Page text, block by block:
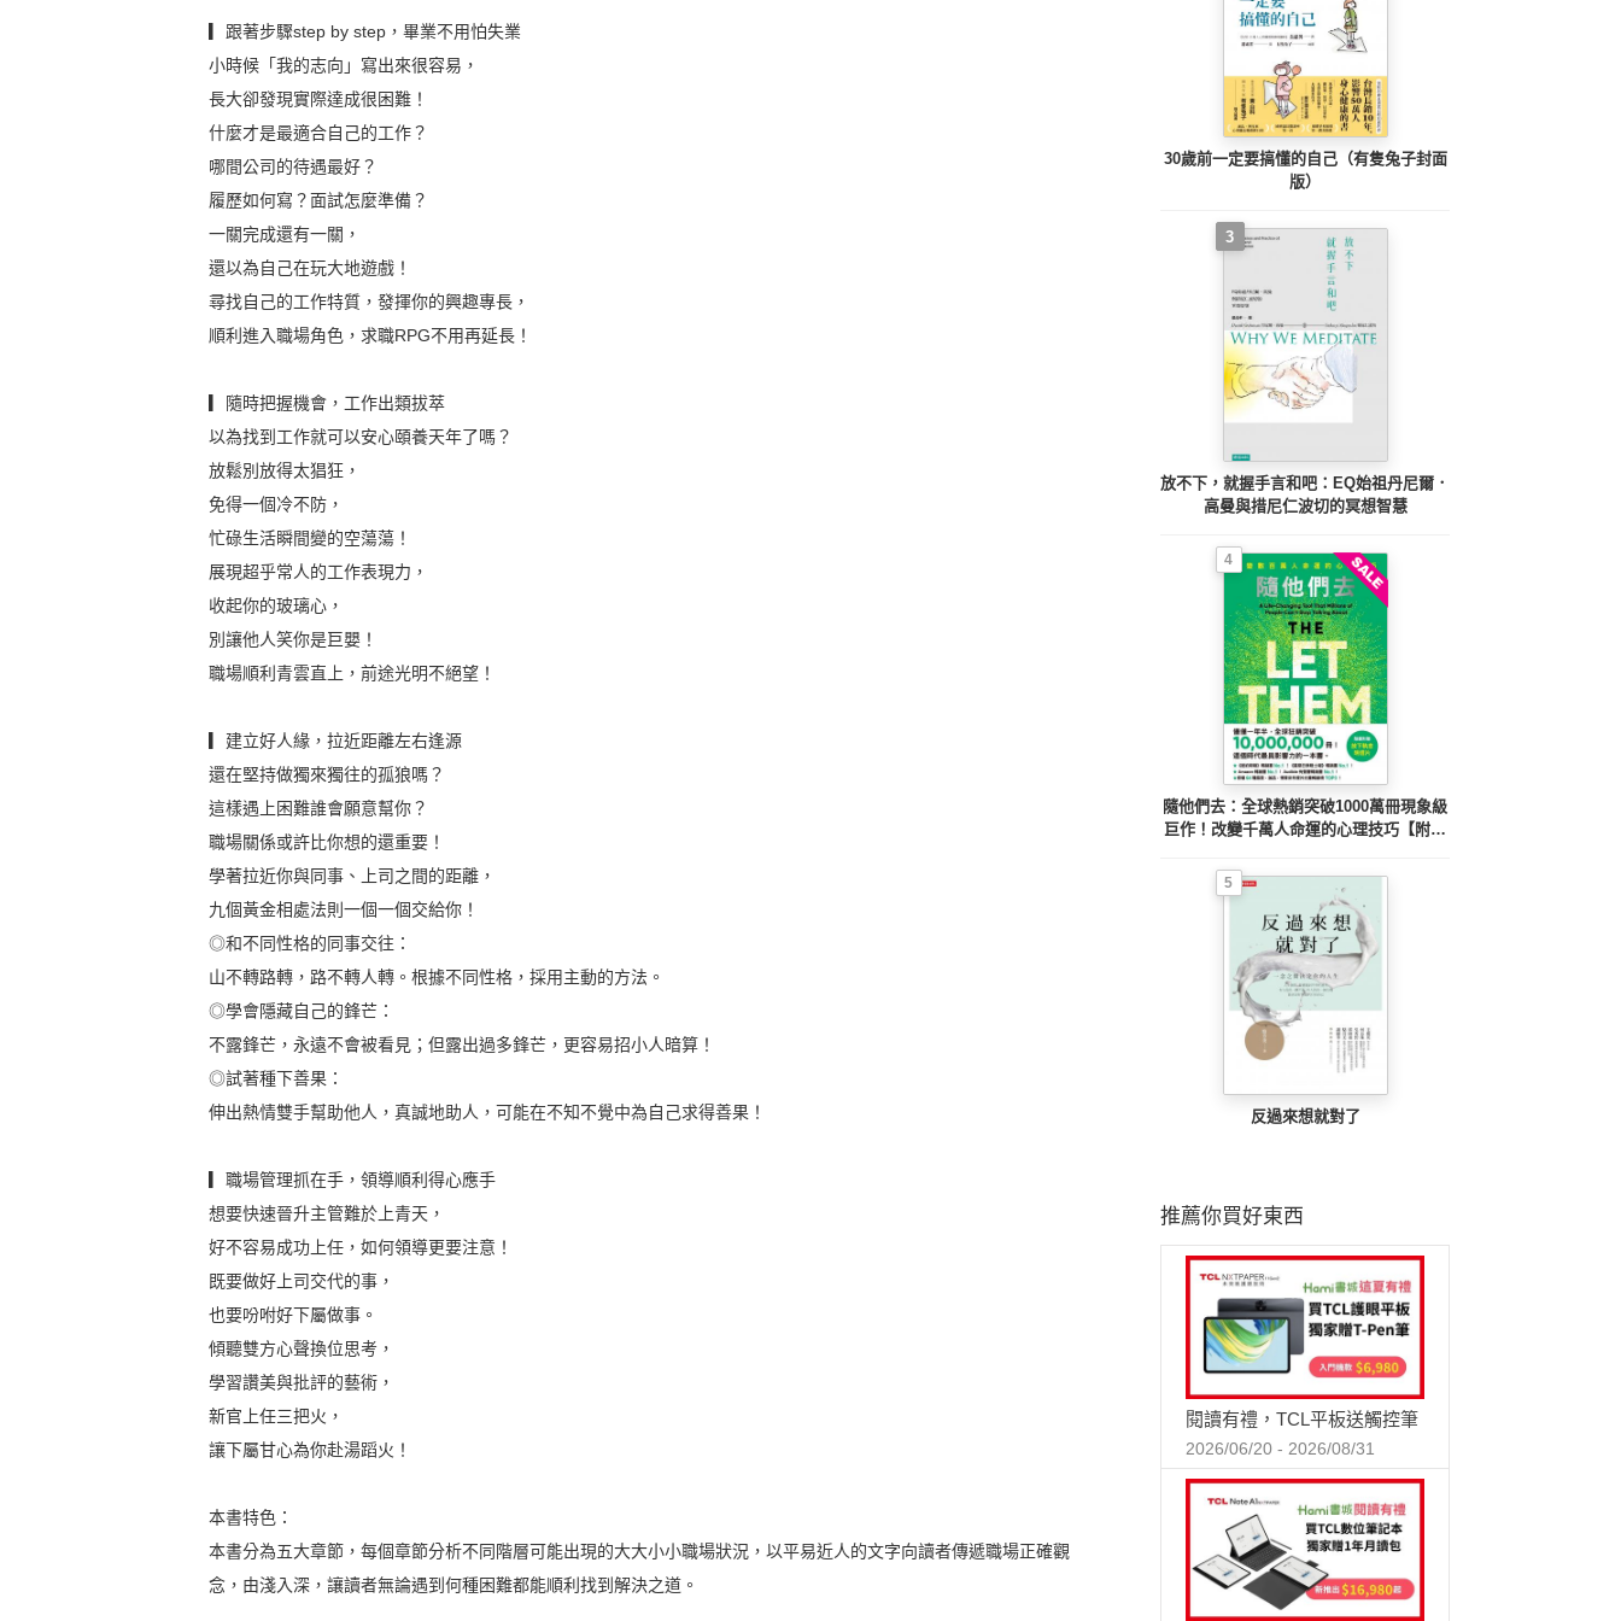
▎跟著步驟step by step，畢業不用怕失業
小時候「我的志向」寫出來很容易，
長大卻發現實際達成很困難！
什麼才是最適合自己的工作？
哪間公司的待遇最好？
履歷如何寫？面試怎麼準備？
一關完成還有一關，
還以為自己在玩大地遊戲！
尋找自己的工作特質，發揮你的興趣專長，
順利進入職場角色，求職RPG不用再延長！
▎隨時把握機會，工作出類拔萃
以為找到工作就可以安心頤養天年了嗎？
放鬆別放得太猖狂，
免得一個冷不防，
忙碌生活瞬間變的空蕩蕩！
展現超乎常人的工作表現力，
收起你的玻璃心，
別讓他人笑你是巨嬰！
職場順利青雲直上，前途光明不絕望！
▎建立好人緣，拉近距離左右逢源
還在堅持做獨來獨往的孤狼嗎？
這樣遇上困難誰會願意幫你？
職場關係或許比你想的還重要！
學著拉近你與同事、上司之間的距離，
九個黃金相處法則一個一個交給你！
◎和不同性格的同事交往：
山不轉路轉，路不轉人轉。根據不同性格，採用主動的方法。
◎學會隱藏自己的鋒芒：
不露鋒芒，永遠不會被看見；但露出過多鋒芒，更容易招小人暗算！
◎試著種下善果：
伸出熱情雙手幫助他人，真誠地助人，可能在不知不覺中為自己求得善果！
▎職場管理抓在手，領導順利得心應手
想要快速晉升主管難於上青天，
好不容易成功上任，如何領導更要注意！
既要做好上司交代的事，
也要吩咐好下屬做事。
傾聽雙方心聲換位思考，
學習讚美與批評的藝術，
新官上任三把火，
讓下屬甘心為你赴湯蹈火！
本書特色：
本書分為五大章節，每個章節分析不同階層可能出現的大大小小職場狀況，以平易近人的文字向讀者傳遞職場正確觀
念，由淺入深，讓讀者無論遇到何種困難都能順利找到解決之道。
30歲前一定要搞懂的自己（有隻兔子封面
版）
3
放不下，就握手言和吧：EQ始祖丹尼爾．
高曼與措尼仁波切的冥想智慧
4
隨他們去：全球熱銷突破1000萬冊現象級
巨作！改變千萬人命運的心理技巧【附放
5
反過來想就對了
推薦你買好東西
閱讀有禮，TCL平板送觸控筆
2026/06/20 - 2026/08/31